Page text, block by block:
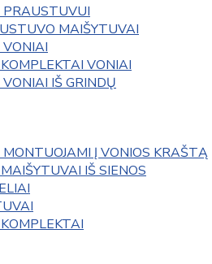
MAIŠYTUVAI
VONIAI
IŠ GRINDŲ
Į VONIOS KRAŠTĄ
IŠ SIENOS